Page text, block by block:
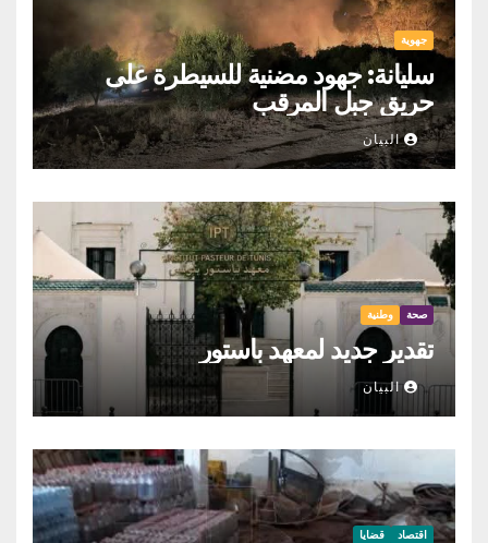
جهوية
سليانة: جهود مضنية للسيطرة على
حريق جبل المرقب
البيان
صحة وطنية
تقدير جديد لمعهد باستور
البيان
اقتصاد قضايا